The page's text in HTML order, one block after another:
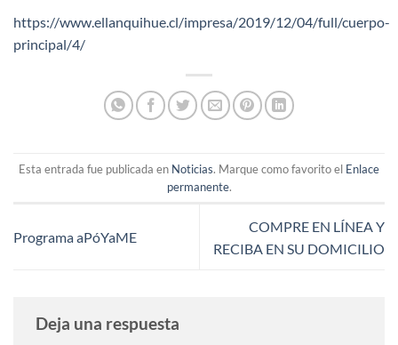
https://www.ellanquihue.cl/impresa/2019/12/04/full/cuerpo-
principal/4/
Esta entrada fue publicada en Noticias. Marque como favorito el Enlace
permanente.
Programa aPóYaME
COMPRE EN LÍNEA Y
RECIBA EN SU DOMICILIO
Deja una respuesta